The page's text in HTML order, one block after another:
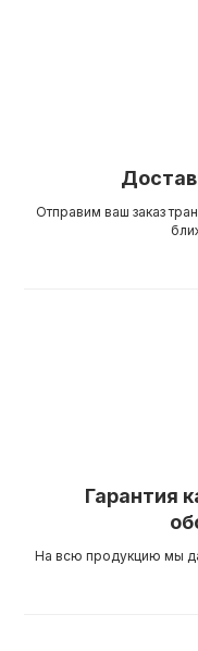
Отправим ваш заказ
Гарантия
На всю продукцию мы